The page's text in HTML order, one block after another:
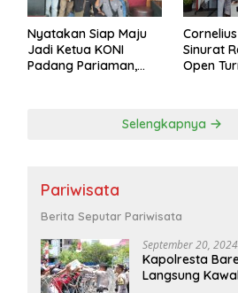
Nyatakan Siap Maju
Jadi Ketua KONI
Padang Pariaman,
Kesejahteraan Atlet
Sinurat
Open
Selengkapnya
Pariwisata
Berita Seputar Pariwisata
September 20, 2024
Kapolresta
Langsung